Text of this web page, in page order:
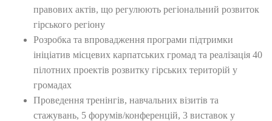
правових актів, що регулюють регіональний розвиток
гірського регіону
Розробка та впровадження програми підтримки
ініціатив місцевих карпатських громад та реалізація 40
пілотних проектів розвитку гірських територій у
громадах
Проведення тренінгів, навчальних візитів та
стажувань, 5 форумів/конференцій, 3 виставок у